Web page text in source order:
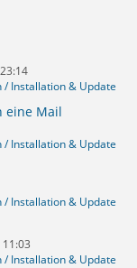
Installation & Update
eine Mail
Installation & Update
Installation & Update
Installation & Update